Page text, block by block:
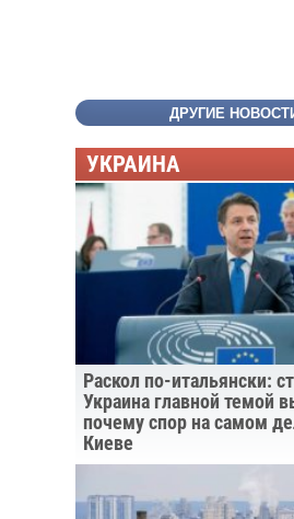
ДРУГИЕ
УКРАИНА
Раскол по-итальянски:
Украина главной темой
почему спор на самом
Киеве